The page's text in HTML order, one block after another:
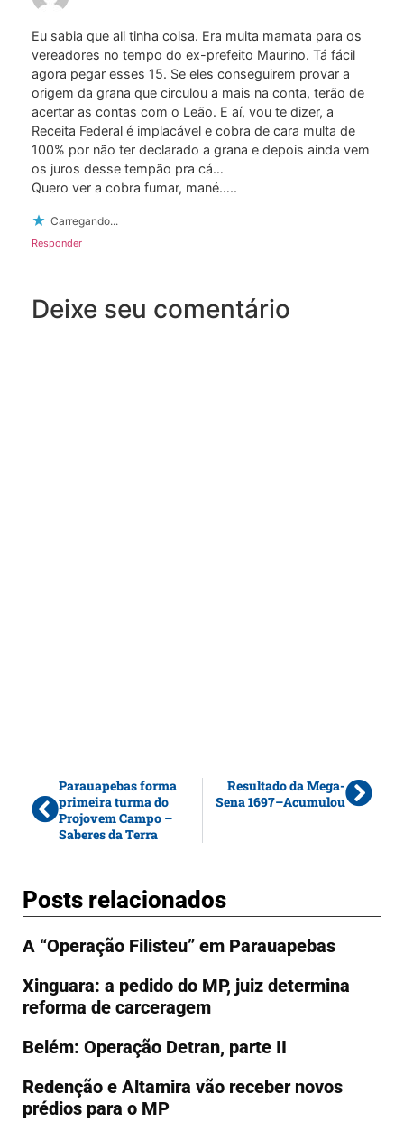
Eu sabia que ali tinha coisa. Era muita mamata para os
vereadores no tempo do ex-prefeito Maurino. Tá fácil
agora pegar esses 15. Se eles conseguirem provar a
origem da grana que circulou a mais na conta, terão de
acertar as contas com o Leão. E aí, vou te dizer, a
Receita Federal é implacável e cobra de cara multa de
100% por não ter declarado a grana e depois ainda vem
os juros desse tempão pra cá…
Quero ver a cobra fumar, mané…..
Carregando...
Responder
Deixe seu comentário
Parauapebas forma
primeira turma do
Projovem Campo –
Saberes da Terra
Resultado da Mega-
Sena 1697–Acumulou
Posts relacionados
A “Operação Filisteu” em Parauapebas
Xinguara: a pedido do MP, juiz determina
reforma de carceragem
Belém: Operação Detran, parte II
Redenção e Altamira vão receber novos
prédios para o MP